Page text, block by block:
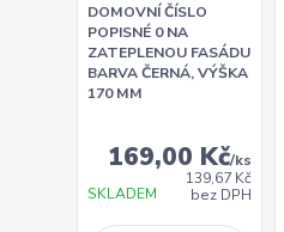
DOMOVNÍ ČÍSLO
POPISNÉ 0 NA
ZATEPLENOU FASÁDU
BARVA ČERNÁ, VÝŠKA
170 MM
169,00 Kč/ks
139,67 Kč
bez DPH
SKLADEM